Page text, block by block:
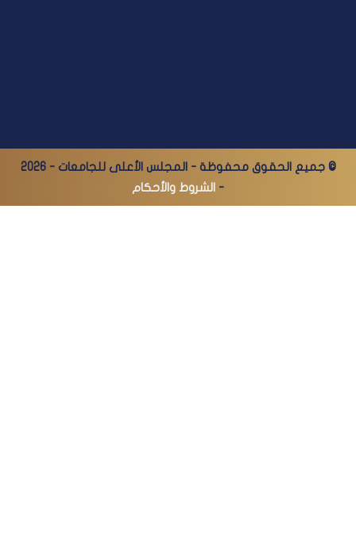
© جميع الحقوق محفوظة - المجلس الأعلى للجامعات - 2026
- الشروط والأحكام